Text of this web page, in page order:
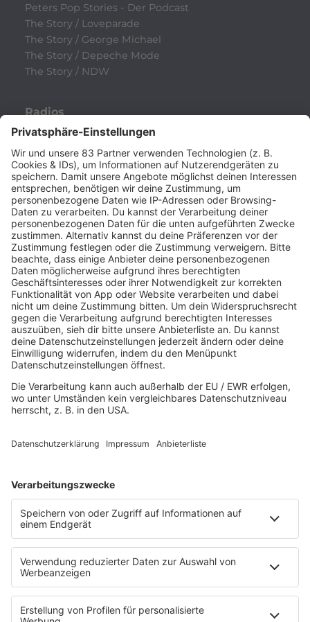
Peters Pop Stories - Der Podcast
The Story / Loveparade
The Story / George Michael
The Story / Depeche Mode
The Story / NDW
Radios
80s80s
80s80s ALTERNATIVE
80s80s BOWIE
80s80s BREAKDANCE
80s80s DANCE
80s80s DARK WAVE
80s80s DEPECHE MODE
80s80s DEUTSCH
80s80s DINNERPARTY
80s80s EBM
80s80s FREESTYLE
80s80s FUNK & SOUL
80s80s HIPHOP
80s80s IN THE MIX
80s80s ITALO DISCO
80s80s ITALO DISCO IN THE MIX
80s80s JACKSON
80s80s LIVE
80s80s MAXIS
80s80s PARTY
80s80s POP STORIES
80s80s PRINCE
80s80s QUEEN
80s80s REGGAE
80s80s ROCK
80s80s ROMANTIC ROCK
80s80s SOUL BALLADS
80s80s SUMMER